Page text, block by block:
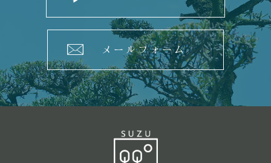
メールフォーム